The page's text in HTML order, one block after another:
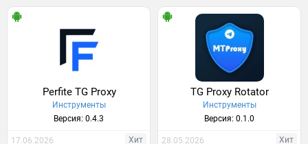
Perfite TG Proxy
Инструменты
Версия: 0.4.3
17.06.2026 Хит
TG Proxy Rotator
Инструменты
Версия: 0.1.0
28.05.2026 Хит